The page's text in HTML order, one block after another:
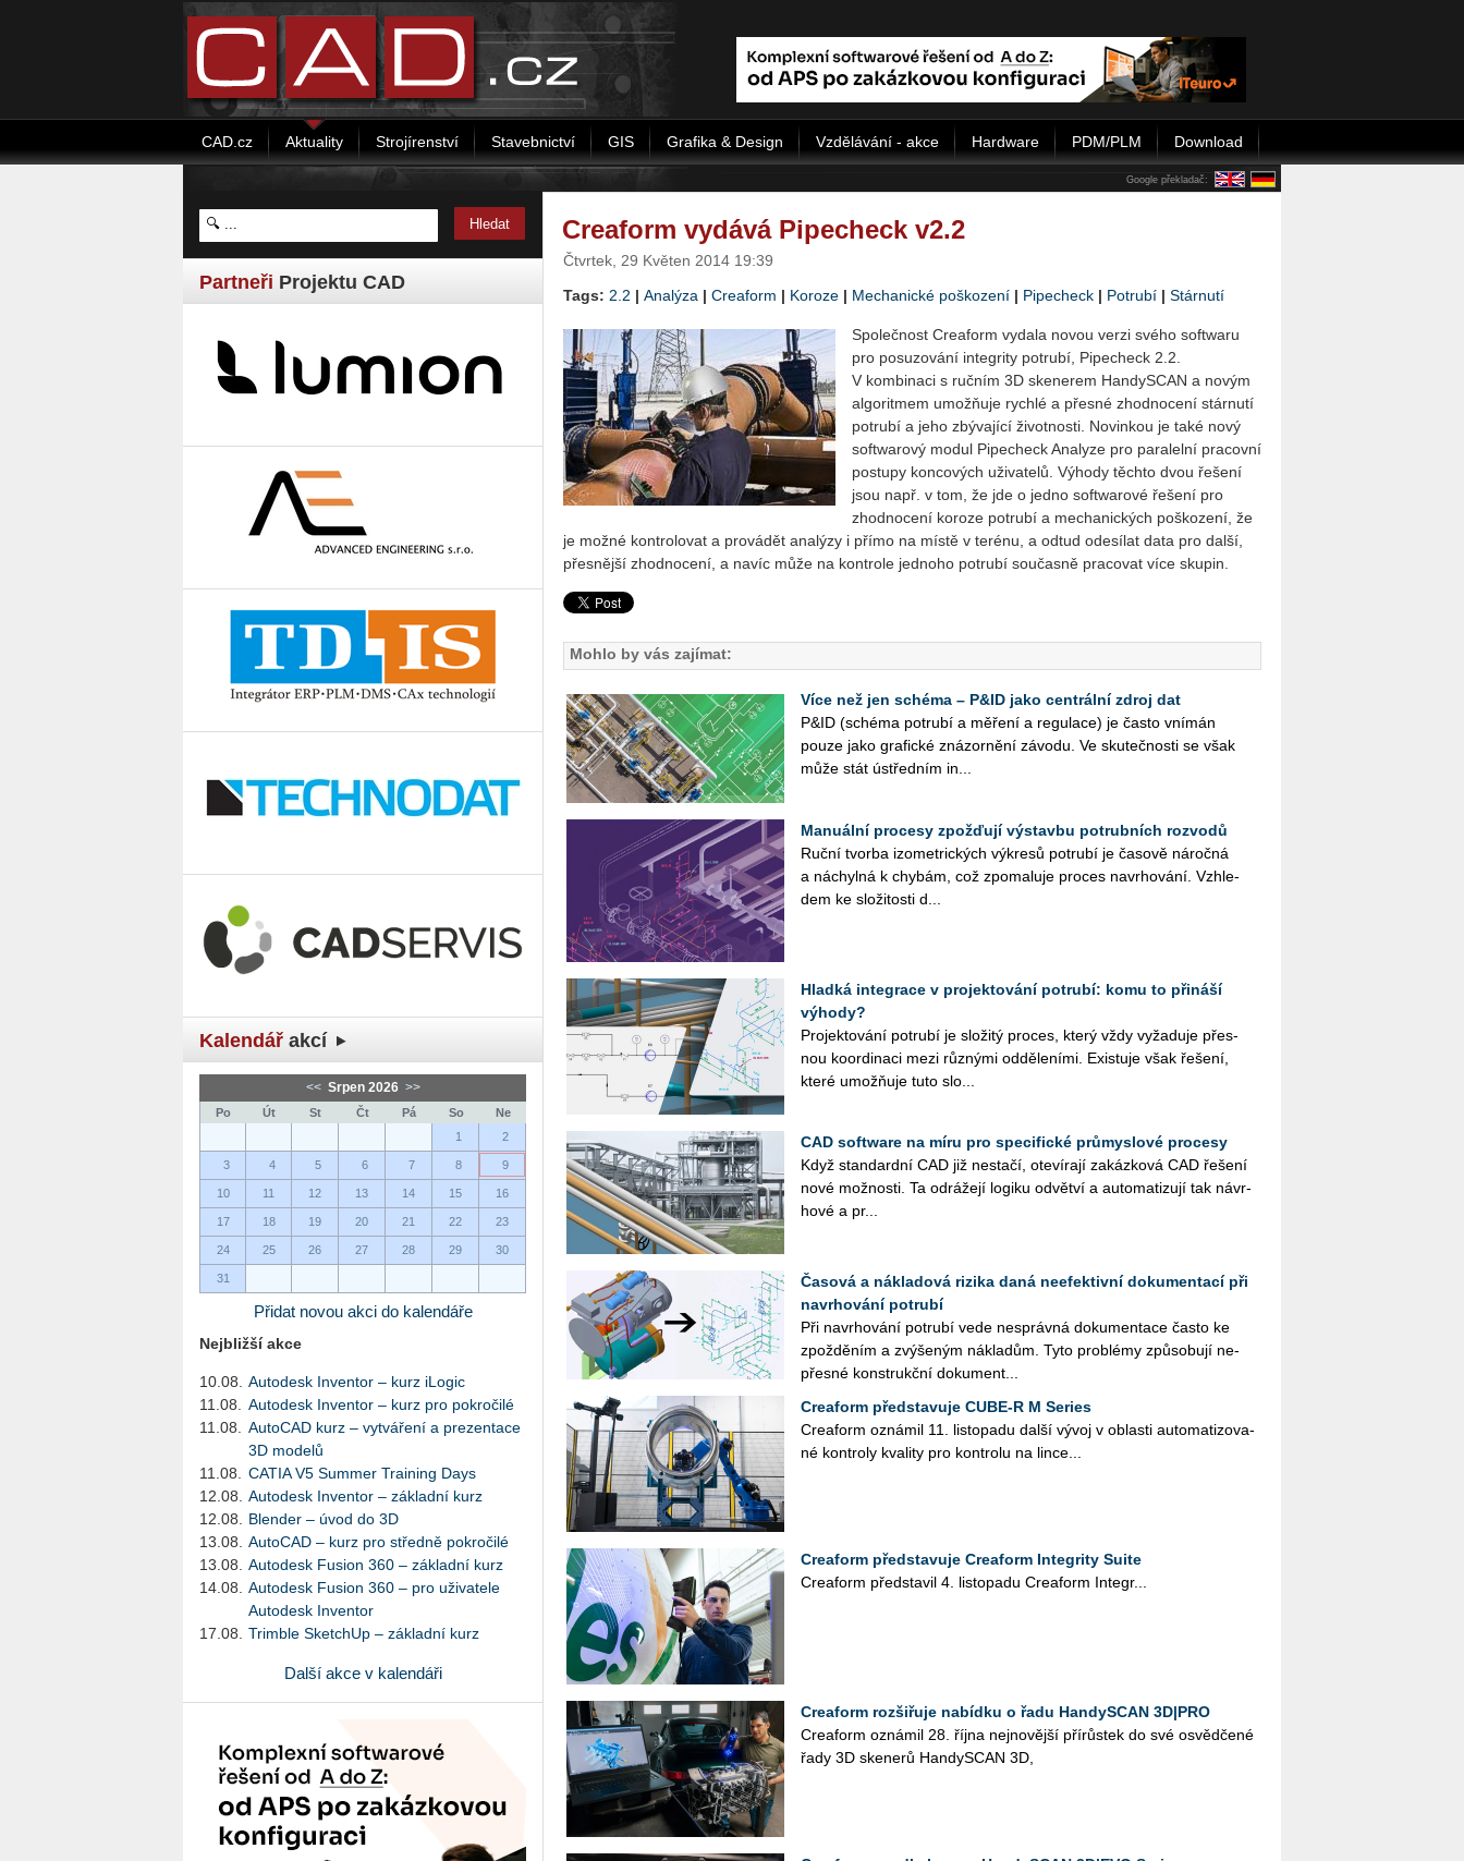
CAD.cz Aktuality Strojírenství Stavebnictví GIS Grafika & Design Vzdělávání - akce Hardware PDM/PLM Download
Google překladač:
Partneři Projektu CAD
Kalendář akcí
<< Srpen 2026 >>
Po Út St Čt Pá So
Ne
1
2
3 4 5 6 7 8 9
10 11 12 13 14 15 16
17 18 19 20 21 22 23
24 25 26 27 28 29 30
31
Přidat novou akci do kalendáře
Nejbližší akce
10.08.
Autodesk Inventor – kurz iLogic
11.08.
Autodesk Inventor – kurz pro pokročilé
11.08.
AutoCAD kurz – vytváření a prezentace
3D modelů
11.08.
CATIA V5 Summer Training Days
12.08.
Autodesk Inventor – základní kurz
12.08.
Blender – úvod do 3D
13.08.
AutoCAD – kurz pro středně pokročilé
13.08.
Autodesk Fusion 360 – základní kurz
14.08.
Autodesk Fusion 360 – pro uživatele
Autodesk Inventor
17.08.
Trimble SketchUp – základní kurz
Další akce v kalendáři
Creaform vydává Pipecheck v2.2
Čtvrtek, 29 Květen 2014 19:39
Tags: 2.2 | Analýza | Creaform | Koroze | Mechanické poškození | Pipecheck | Potrubí | Stárnutí
Společnost Creaform vydala novou verzi svého softwaru
pro posuzování integrity potrubí, Pipecheck 2.2.
V kombinaci s ručním 3D skenerem HandySCAN a novým
algoritmem umožňuje rychlé a přesné zhodnocení stárnutí
potrubí a jeho zbývající životnosti. Novinkou je také nový
softwarový modul Pipecheck Analyze pro paralelní pracovní
postupy koncových uživatelů. Výhody těchto dvou řešení
jsou např. v tom, že jde o jedno softwarové řešení pro
zhodnocení koroze potrubí a mechanických poškození, že
je možné kontrolovat a provádět analýzy i přímo na místě v terénu, a odtud odesílat data pro další,
přesnější zhodnocení, a navíc může na kontrole jednoho potrubí současně pracovat více skupin.
Mohlo by vás zajímat:
Více než jen schéma – P&ID jako centrální zdroj dat
P&ID (sché­ma po­tru­bí a mě­ře­ní a re­gu­la­ce) je často vní­mán
pouze jako gra­fic­ké zná­zor­ně­ní zá­vo­du. Ve sku­teč­nos­ti se však
může stát ústřed­ním in­...
Manuální procesy zpožďují výstavbu potrubních rozvodů
Ruční tvor­ba izo­me­t­ric­kých vý­kre­sů po­tru­bí je ča­so­vě ná­roč­ná
a ná­chyl­ná k chy­bám, což zpo­ma­lu­je pro­ces na­vr­ho­vá­ní. Vzhle­
dem ke slo­ži­tos­ti d...
Hladká integrace v projektování potrubí: komu to přináší
výhody?
Pro­jek­to­vá­ní po­tru­bí je slo­ži­tý pro­ces, který vždy vy­ža­du­je přes­
nou ko­or­di­na­ci mezi růz­ný­mi od­dě­le­ní­mi. Exis­tu­je však ře­še­ní,
které umož­ňuje tuto slo...
CAD software na míru pro specifické průmyslové procesy
Když stan­dard­ní CAD již ne­sta­čí, ote­ví­ra­jí za­káz­ko­vá CAD ře­še­ní
nové mož­nos­ti. Ta od­rá­že­jí lo­gi­ku od­vět­ví a au­to­ma­ti­zu­jí tak ná­vr­
ho­vé a pr...
Časová a nákladová rizika daná neefektivní dokumentací při
navrhování potrubí
Při na­vr­ho­vá­ní po­tru­bí vede ne­správ­ná do­ku­men­ta­ce často ke
zpož­dě­ním a zvý­še­ným ná­kla­dům. Tyto pro­blémy způ­so­bu­jí ne­
přes­né kon­strukč­ní do­ku­men­t...
Creaform představuje CUBE-R M Series
Cre­a­form ozná­mil 11. lis­to­pa­du další vývoj v ob­las­ti au­to­ma­ti­zo­va­
né kon­t­ro­ly kva­li­ty pro kon­t­ro­lu na lince...
Creaform představuje Creaform Integrity Suite
Crea­form před­sta­vil 4. lis­to­pa­du Crea­form In­te­gr...
Creaform rozšiřuje nabídku o řadu HandySCAN 3D|PRO
Crea­form ozná­mil 28. října nej­no­věj­ší pří­růs­tek do své osvěd­če­né
řady 3D ske­ne­rů Han­dyS­CAN 3D,